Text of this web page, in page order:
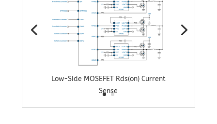
Low-Side MOSEFET Rds(on) Current
Sense